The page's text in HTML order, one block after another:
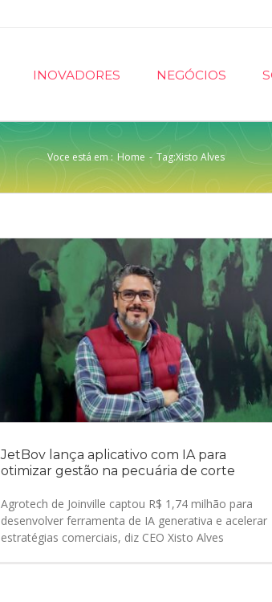
INOVADORES NEGÓCIOS
Voce está em : Home - Tag:Xisto Alves
JetBov lança aplicativo com IA para
otimizar gestão na pecuária de corte
Agrotech de Joinville captou R$ 1,74 milhão para
desenvolver ferramenta de IA generativa e acelerar
estratégias comerciais, diz CEO Xisto Alves